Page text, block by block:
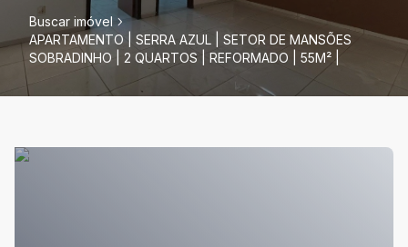
Buscar imóvel
APARTAMENTO | SERRA AZUL | SETOR DE MANSÕES
SOBRADINHO | 2 QUARTOS | REFORMADO | 55M² |